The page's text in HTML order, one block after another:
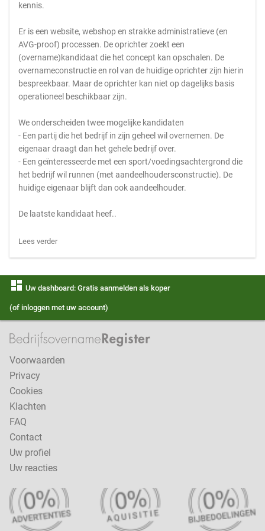
kennis.
Er is een website, webshop en strakke administratieve (en
AVG-proof) processen. De oprichter zoekt een
(overname)kandidaat die het concept kan opschalen. De
overnameconstructie en rol van de huidige oprichter zijn hierin
bespreekbaar. Maar de oprichter kan niet op dagelijks basis
operationeel beschikbaar zijn.
We onderscheiden twee mogelijke kandidaten
- Een partij die het bedrijf in zijn geheel wil overnemen. De
eigenaar draagt dan het gehele bedrijf over.
- Een geïnteresseerde met een sport/voedingsachtergrond die
het bedrijf wil runnen (met aandeelhoudersconstructie). De
huidige eigenaar blijft dan ook aandeelhouder.
De laatste kandidaat heef..
Lees verder
dashboard Uw dashboard: Gratis aanmelden als koper
(of inloggen met uw account)
Voorwaarden
Privacy
Cookies
Klachten
FAQ
Contact
Uw profiel
Uw reacties